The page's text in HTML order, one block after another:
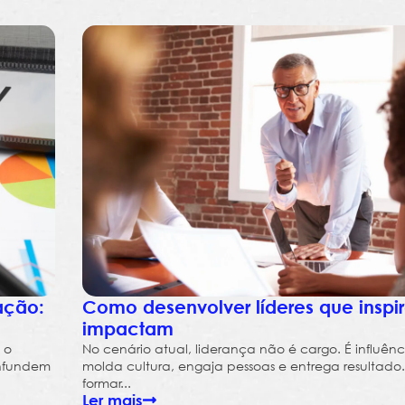
o
Como desenvolver líderes que
impactam
No cenário atual, liderança não é cargo. É
molda cultura, engaja pessoas e entrega
formar...
Ler mais